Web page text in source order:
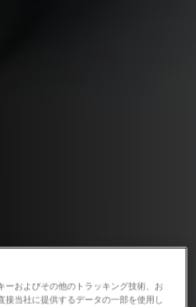
ーおよびその他のトラッキング技術、お
当社に提供するデータの一部を使用し